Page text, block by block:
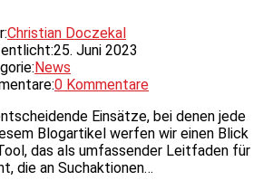
Christian Doczekal
25. Juni 2023
News
0 Kommentare
Einsätze, bei denen jede
Blogartikel werfen wir einen Blick
das als umfassender Leitfaden für
die an Suchaktionen…